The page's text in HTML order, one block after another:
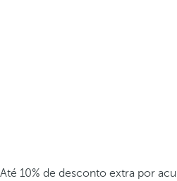
Até 10% de desconto extra por